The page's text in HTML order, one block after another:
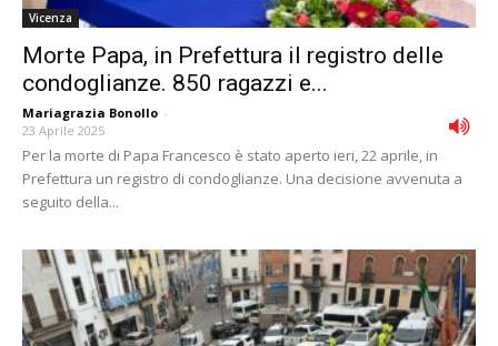
Vicenza
Morte Papa, in Prefettura il registro delle
condoglianze. 850 ragazzi e...
Mariagrazia Bonollo -
23 Aprile 2025
Per la morte di Papa Francesco è stato aperto ieri, 22 aprile, in
Prefettura un registro di condoglianze. Una decisione avvenuta a
seguito della...